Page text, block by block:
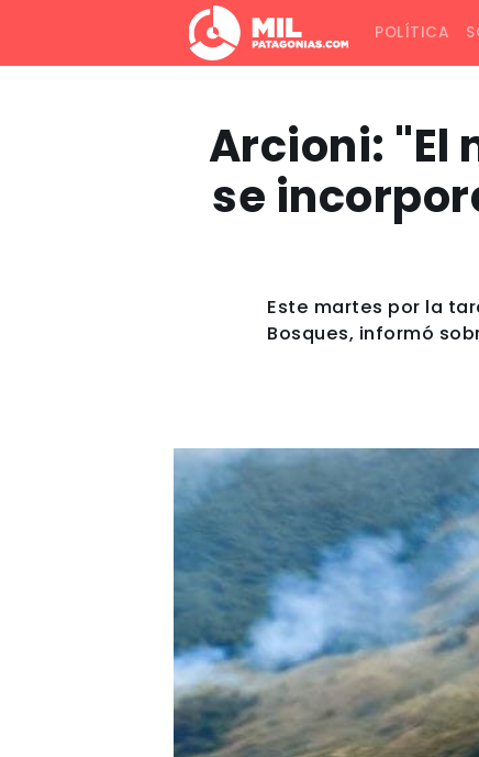
POLÍTICA
Arcioni: "El
se
Este martes por la
Bosques, informó